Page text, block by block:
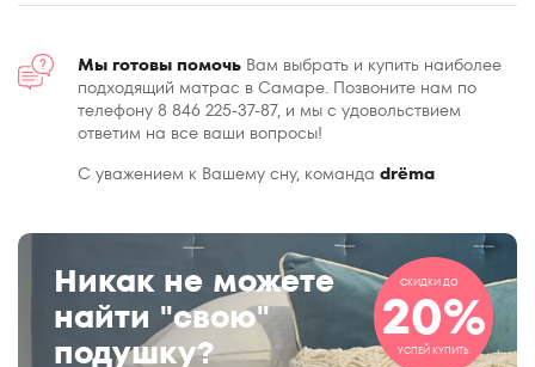
Мы готовы помочь Вам выбрать и купить наиболее
подходящий матрас в Самаре. Позвоните нам по
телефону 8 846 225-37-87, и мы с удовольствием
ответим на все ваши вопросы!
С уважением к Вашему сну, команда drёma
Никак не можете
найти "свою"
подушку?
СКИДКИ ДО
20%
УСПЕЙ КУПИТЬ